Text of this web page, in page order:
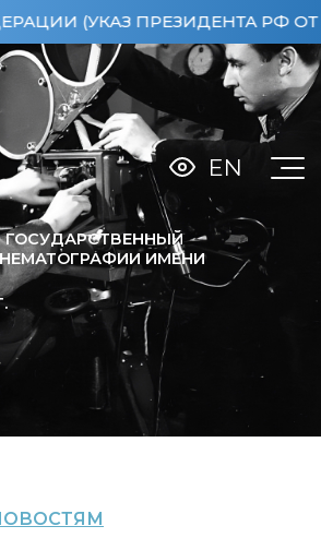
(УКАЗ ПРЕЗИДЕНТА РФ ОТ
ГОСУДАРСТВЕННЫЙ
ИМЕНИ
EN